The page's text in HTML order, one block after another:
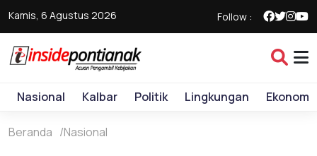
Kamis, 6 Agustus 2026 Follow :
Nasional Kalbar Politik Lingkungan Ekonomi
Beranda Nasional